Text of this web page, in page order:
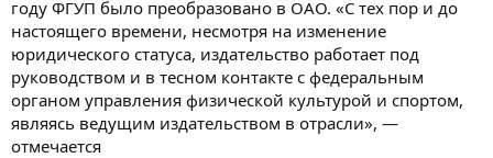
году ФГУП было преобразовано в ОАО. «С тех пор и до
настоящего времени, несмотря на изменение
юридического статуса, издательство работает под
руководством и в тесном контакте с федеральным
органом управления физической культурой и спортом,
являясь ведущим издательством в отрасли», —
отмечается